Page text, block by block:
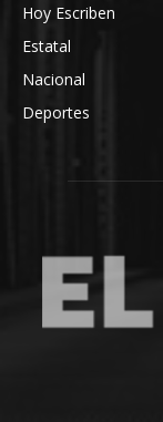
Hoy Escriben
Estatal
Nacional
Deportes